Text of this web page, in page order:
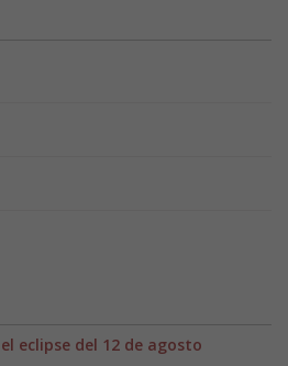
eclipse del 12 de agosto